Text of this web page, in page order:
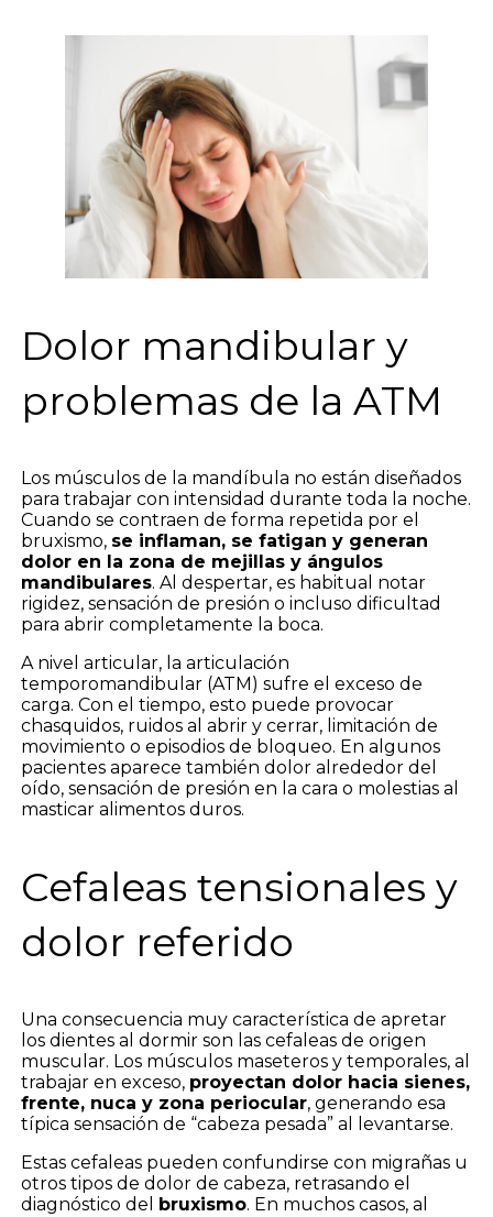
Dolor mandibular y
problemas de la ATM
Los músculos de la mandíbula no están diseñados
para trabajar con intensidad durante toda la noche.
Cuando se contraen de forma repetida por el
bruxismo, se inflaman, se fatigan y generan
dolor en la zona de mejillas y ángulos
mandibulares. Al despertar, es habitual notar
rigidez, sensación de presión o incluso dificultad
para abrir completamente la boca.
A nivel articular, la articulación
temporomandibular (ATM) sufre el exceso de
carga. Con el tiempo, esto puede provocar
chasquidos, ruidos al abrir y cerrar, limitación de
movimiento o episodios de bloqueo. En algunos
pacientes aparece también dolor alrededor del
oído, sensación de presión en la cara o molestias al
masticar alimentos duros.
Cefaleas tensionales y
dolor referido
Una consecuencia muy característica de apretar
los dientes al dormir son las cefaleas de origen
muscular. Los músculos maseteros y temporales, al
trabajar en exceso, proyectan dolor hacia sienes,
frente, nuca y zona periocular, generando esa
típica sensación de “cabeza pesada” al levantarse.
Estas cefaleas pueden confundirse con migrañas u
otros tipos de dolor de cabeza, retrasando el
diagnóstico del bruxismo. En muchos casos, al